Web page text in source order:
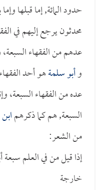
حدود المائة, إما قبلها
محدثون يرجع إليهم في
عدهم من الفقهاء
وأبو سلمةهو أحد
عده من الفقهاء السبعة،
السبعة, هم كما ذكرهم
من الشعر:
إذا قيل من في العلم
خارجة